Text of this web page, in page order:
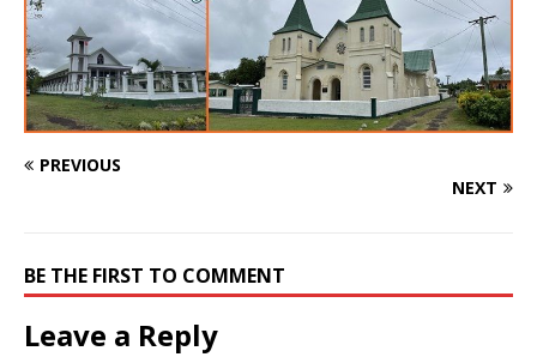
PREVIOUS
NEXT
BE THE FIRST TO COMMENT
Leave a Reply